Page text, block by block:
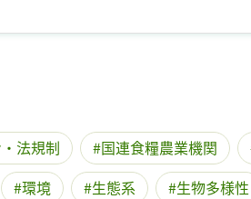
法規制 国連食糧農業機関
環境 生態系 生物多様性